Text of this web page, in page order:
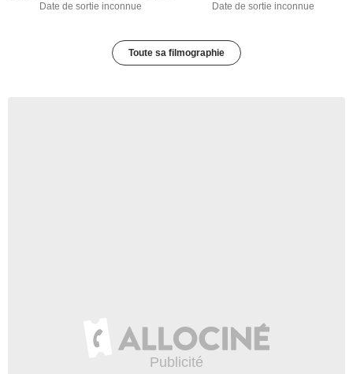
Date de sortie inconnue Date de sortie inconnue
Toute sa filmographie